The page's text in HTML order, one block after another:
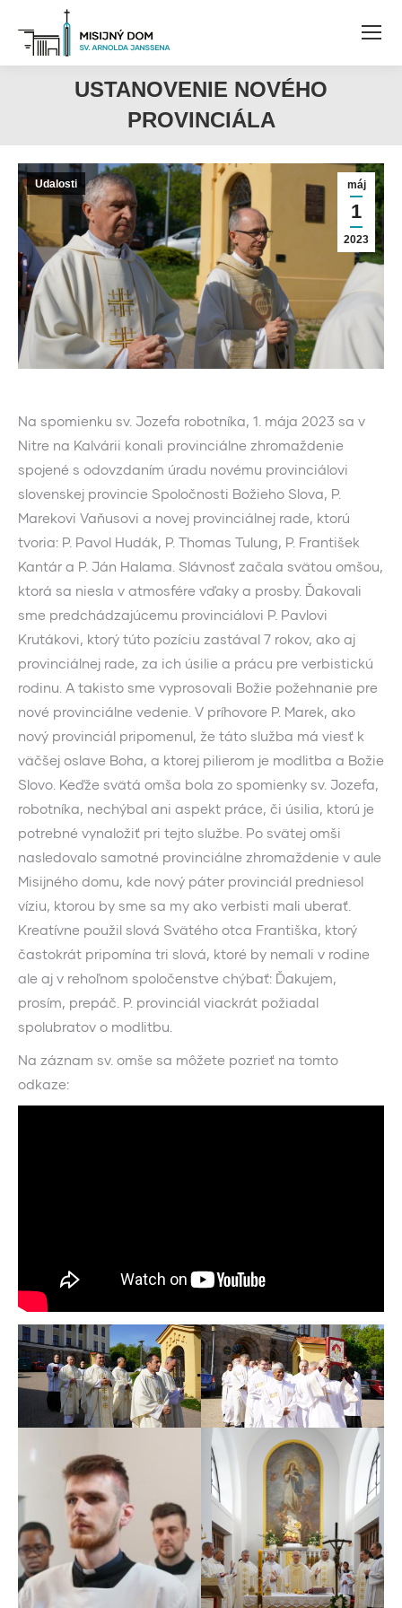
USTANOVENIE NOVÉHO
PROVINCIÁLA
máj
1
2023
Udalosti
Na spomienku sv. Jozefa robotníka, 1. mája 2023 sa v
Nitre na Kalvárii konali provinciálne zhromaždenie
spojené s odovzdaním úradu novému provinciálovi
slovenskej provincie Spoločnosti Božieho Slova, P.
Marekovi Vaňusovi a novej provinciálnej rade, ktorú
tvoria: P. Pavol Hudák, P. Thomas Tulung, P. František
Kantár a P. Ján Halama. Slávnosť začala svätou omšou,
ktorá sa niesla v atmosfére vďaky a prosby. Ďakovali
sme predchádzajúcemu provinciálovi P. Pavlovi
Krutákovi, ktorý túto pozíciu zastával 7 rokov, ako aj
provinciálnej rade, za ich úsilie a prácu pre verbistickú
rodinu. A takisto sme vyprosovali Božie požehnanie pre
nové provinciálne vedenie. V príhovore P. Marek, ako
nový provinciál pripomenul, že táto služba má viesť k
väčšej oslave Boha, a ktorej pilierom je modlitba a Božie
Slovo. Keďže svätá omša bola zo spomienky sv. Jozefa,
robotníka, nechýbal ani aspekt práce, či úsilia, ktorú je
potrebné vynaložiť pri tejto službe. Po svätej omši
nasledovalo samotné provinciálne zhromaždenie v aule
Misijného domu, kde nový páter provinciál predniesol
víziu, ktorou by sme sa my ako verbisti mali uberať.
Kreatívne použil slová Svätého otca Františka, ktorý
častokrát pripomína tri slová, ktoré by nemali v rodine
ale aj v rehoľnom spoločenstve chýbať: Ďakujem,
prosím, prepáč. P. provinciál viackrát požiadal
spolubratov o modlitbu.
Na záznam sv. omše sa môžete pozrieť na tomto
odkaze: